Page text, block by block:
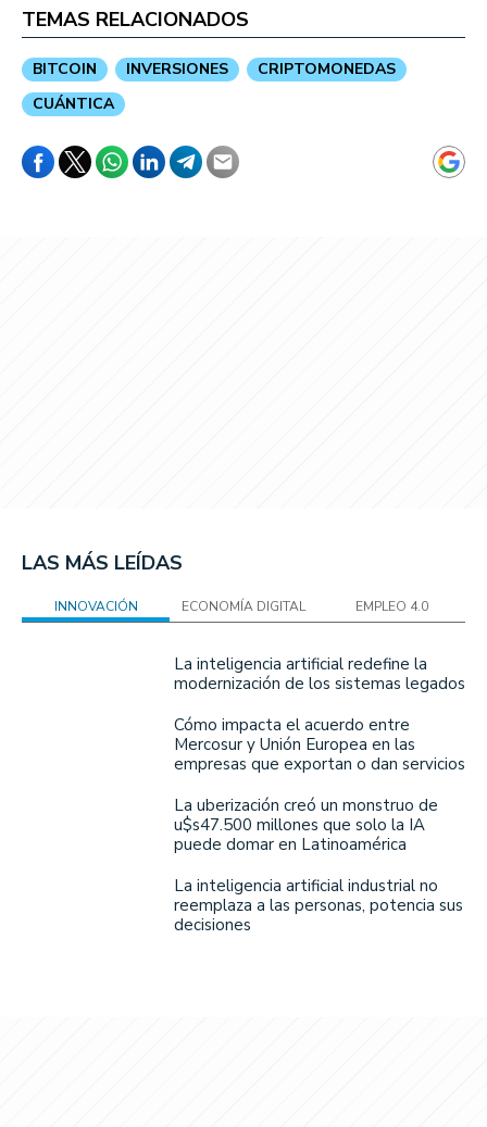
TEMAS RELACIONADOS
BITCOIN INVERSIONES
CRIPTOMONEDAS
CUÁNTICA
LAS MÁS LEÍDAS
INNOVACIÓN ECONOMÍA DIGITAL EMPLEO 4.0
La inteligencia artificial redefine la
modernización de los sistemas legados
Cómo impacta el acuerdo entre
Mercosur y Unión Europea en las
empresas que exportan o dan servicios
La uberización creó un monstruo de
u$s47.500 millones que solo la IA
puede domar en Latinoamérica
La inteligencia artificial industrial no
reemplaza a las personas, potencia sus
decisiones